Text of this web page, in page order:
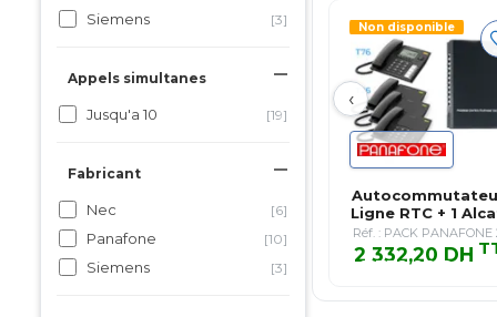
Siemens [3]
Appels simultanes
Jusqu'a 10 [19]
Fabricant
Nec [6]
Panafone [10]
Siemens [3]
‹
Non disponible
Ligne RTC + 1
T76 …
Réf. : PACK PANAFONE
2 332,20 DH
2 332,20 DH TTC